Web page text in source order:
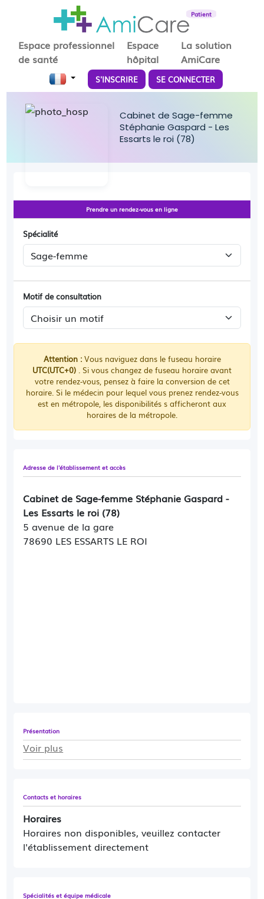
Patient
Espace professionnel
de santé
Espace
hôpital
La solution
AmiCare
S'INSCRIRE SE CONNECTER
Cabinet de Sage-femme
Stéphanie Gaspard - Les
Essarts le roi (78)
Adresse de l'établissement et accès
Cabinet de Sage-femme Stéphanie Gaspard -
Les Essarts le roi (78)
5 avenue de la gare
78690 LES ESSARTS LE ROI
Présentation
Voir plus
Contacts et horaires
Horaires
Horaires non disponibles, veuillez contacter
l'établissement directement
Spécialités et équipe médicale
Prendre un rendez-vous en ligne
Spécialité
Motif de consultation
Attention :Vous naviguez dans le fuseau horaire
UTC(UTC+0) . Si vous changez de fuseau horaire avant
votre rendez-vous, pensez à faire la conversion de cet
horaire. Si le médecin pour lequel vous prenez rendez-vous
est en métropole, les disponibilités s afficheront aux
horaires de la métropole.